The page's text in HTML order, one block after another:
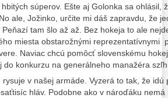
súperov. Ešte aj Golonka sa ohlásil,
ale, Jožinko, určite mi dáš zapravdu, že
tam šlo až až. Bez hokeja to ale
miesta obstarožnými reprezentatívnymi
Naviac chcú pomôcť slovenskému
konkurzu na generálneho manažéra
v našej armáde. Vyzerá to tak, že idú
hláv. Podobne ako v nároďáku